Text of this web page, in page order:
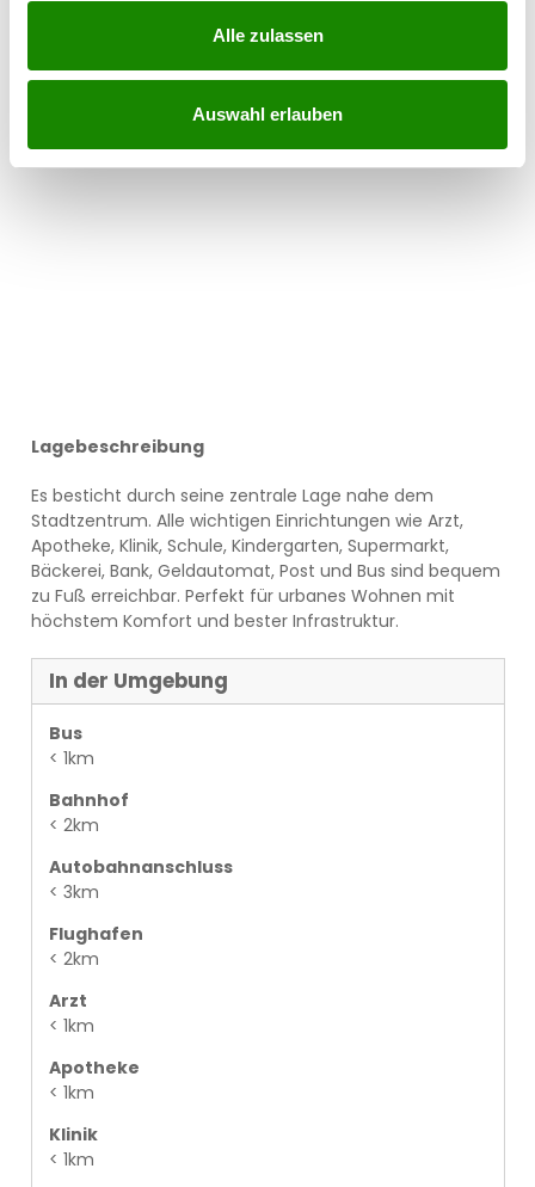
Alle zulassen
Auswahl erlauben
Lagebeschreibung
Es besticht durch seine zentrale Lage nahe dem
Stadtzentrum. Alle wichtigen Einrichtungen wie Arzt,
Apotheke, Klinik, Schule, Kindergarten, Supermarkt,
Bäckerei, Bank, Geldautomat, Post und Bus sind bequem
zu Fuß erreichbar. Perfekt für urbanes Wohnen mit
höchstem Komfort und bester Infrastruktur.
In der Umgebung
Bus
< 1km
Bahnhof
< 2km
Autobahnanschluss
< 3km
Flughafen
< 2km
Arzt
< 1km
Apotheke
< 1km
Klinik
< 1km